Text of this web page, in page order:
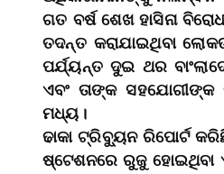
ଗତ ବର୍ଷ ଶେଖ ହାସିନା
ତଦନ୍ତ କରାଯାଇଥିବା
ପର୍ଯ୍ୟନ୍ତ ଦୁଇ ଥର
ଏବଂ ତାଙ୍କ
ମଧ୍ୟ।
ଢାକା ଟ୍ରିବ୍ୟୁନ ରିପୋର୍ଟ
ଷ୍ଟେଶନରେ ରୁଜୁ ହୋଇଥିବା